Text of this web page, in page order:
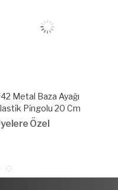
Metal Baza Ayağı
Pi̇ngolu 20 Cm
Özel